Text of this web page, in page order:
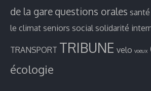
de la gare questions orales
le climat seniors social solidarité
TRANSPORT TRIBUNE velo voeux
écologie